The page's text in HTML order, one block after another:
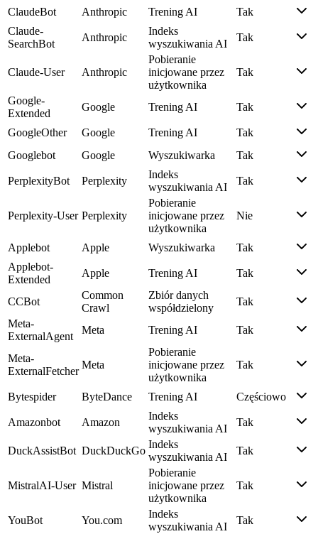
ClaudeBot Anthropic Trening AI
Tak
Claude-
SearchBot
Anthropic
Indeks
wyszukiwania AI
Tak
Claude-User Anthropic
Pobieranie
inicjowane przez
użytkownika
Tak
Google-
Extended
Google Trening AI Tak
GoogleOther Google Trening AI
Tak
Googlebot
Google Wyszukiwarka Tak
PerplexityBot Perplexity
Indeks
wyszukiwania AI
Tak
Perplexity-User Perplexity
Pobieranie
inicjowane przez
użytkownika
Nie
Applebot Apple Wyszukiwarka
Tak
Applebot-
Extended
Apple Trening AI Tak
CCBot
Common
Crawl
Zbiór danych
współdzielony
Tak
Meta-
ExternalAgent
Meta Trening AI Tak
Meta-
ExternalFetcher
Meta
Pobieranie
inicjowane przez
użytkownika
Tak
Bytespider ByteDance Trening AI Częściowo
Amazonbot Amazon
Indeks
wyszukiwania AI
Tak
DuckAssistBot DuckDuckGo
Indeks
wyszukiwania AI
Tak
MistralAI-User Mistral
Pobieranie
inicjowane przez
użytkownika
Tak
YouBot You.com
Indeks
wyszukiwania AI
Tak